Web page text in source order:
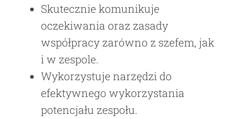
Skutecznie komunikuje
oczekiwania oraz zasady
współpracy zarówno z szefem, jak
i w zespole.
Wykorzystuje narzędzi do
efektywnego wykorzystania
potencjału zespołu.